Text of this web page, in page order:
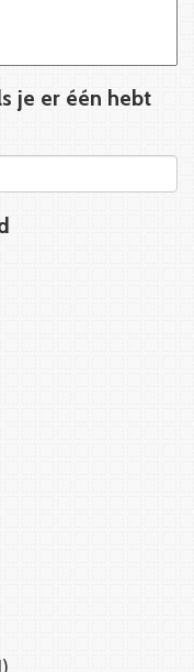
je er één hebt